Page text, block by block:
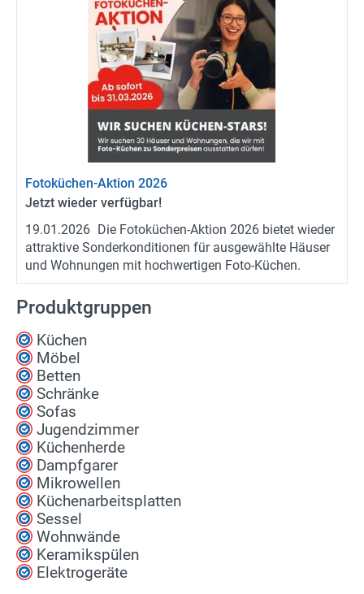
Fotoküchen-​Aktion 2026
Jetzt wie­der ver­füg­bar!
19.01.2026 Die Fotoküchen-​Aktion 2026 bie­tet wie­der
at­trak­ti­ve Son­der­kon­di­tio­nen für aus­ge­wähl­te Häu­ser
und Woh­nun­gen mit hoch­wer­ti­gen Foto-​Küchen.
Produktgruppen
Küchen
Möbel
Betten
Schränke
Sofas
Jugendzimmer
Küchenherde
Dampfgarer
Mikrowellen
Küchenarbeitsplatten
Sessel
Wohnwände
Keramikspülen
Elektrogeräte